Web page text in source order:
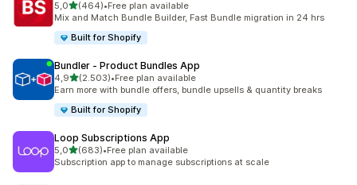
5,0stelle su 5
(464)
464 recensioni totali
•Free plan available
Mix and Match Bundle Builder, Fast Bundle migration in 24 hrs
Built for Shopify
Bundler ‑ Product Bundles App
4,9stelle su 5
(2.503)
2503 recensioni totali
•Free plan available
Earn more with bundle offers, bundle upsells & quantity breaks
Built for Shopify
Loop Subscriptions App
5,0stelle su 5
(683)
683 recensioni totali
•Free plan available
Subscription app to manage subscriptions at scale